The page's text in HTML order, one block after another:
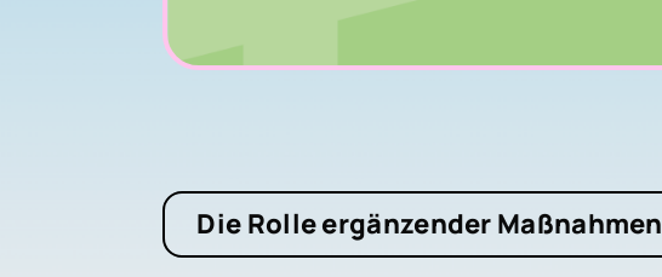
Die Rolle ergänzender Maßnahmen